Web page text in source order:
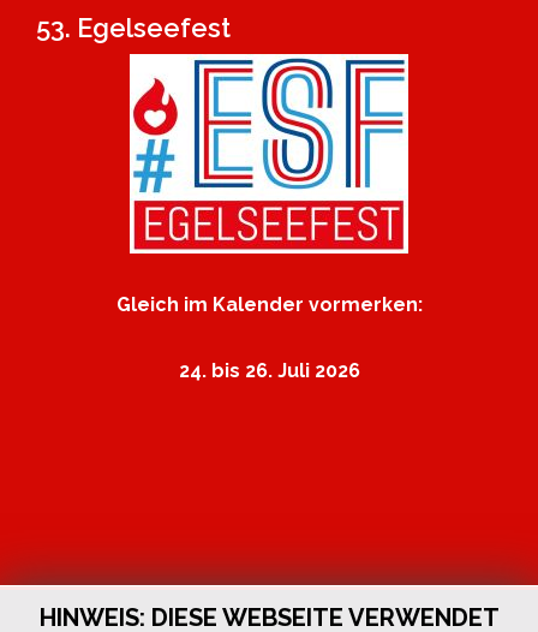
53. Egelseefest
Gleich im Kalender vormerken:
24. bis 26. Juli 2026
HINWEIS: DIESE WEBSEITE VERWENDET